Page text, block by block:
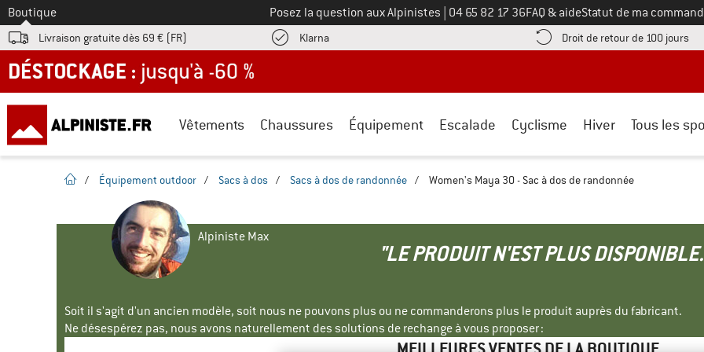
Vers le
Boutique Posez la question aux Alpinistes Appelez-nous au
04 65 82 17 36FAQ & aideStatut de ma
Livraison gratuite dès 69 € (FR) KlarnaTrouve les informations de paiement ici ! Ouvre une boîte d'information
Droit de retour de 100 jours
DÉSTOCKAGE : jusqu'à -60 %
Vêtements Chaussures Équipement Escalade Cyclisme Hiver Tous les
Page d'accueil
/ Équipement outdoor / Sacs à dos / Sacs à dos de randonnée / Women's Maya 30 - Sac à dos de randonnée
Alpiniste Max
"LE PRODUIT N'EST PLUS
Soit il s'agit d'un ancien modèle, soit nous ne pouvons plus ou ne commanderons plus le produit auprès du fabricant.
Ne désespérez pas, nous avons naturellement des solutions de rechange à vous proposer :